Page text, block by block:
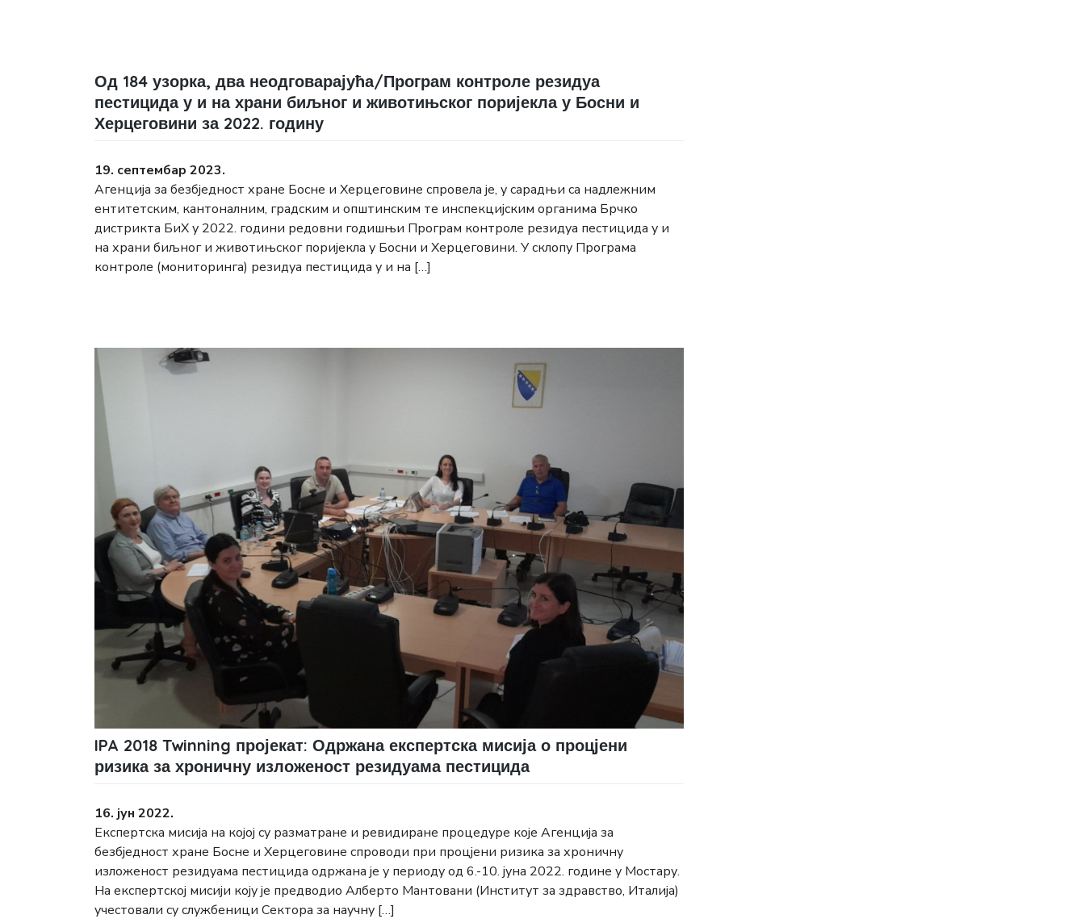
Од 184 узорка, два неодговарајућа/Програм контроле резидуа
пестицида у и на храни биљног и животињског поријекла у Босни и
Херцеговини за 2022. годину
19. септембар 2023.
Агенција за безбједност хране Босне и Херцеговине спровела је, у сарадњи са надлежним
ентитетским, кантоналним, градским и општинским те инспекцијским органима Брчко
дистрикта БиХ у 2022. години редовни годишњи Програм контроле резидуа пестицида у и
на храни биљног и животињског поријекла у Босни и Херцеговини. У склопу Програма
контроле (мониторинга) резидуа пестицида у и на […]
IPA 2018 Twinning пројекат: Одржана експертска мисија о процјени
ризика за хроничну изложеност резидуама пестицида
16. јун 2022.
Експертска мисија на којој су разматране и ревидиране процедуре које Агенција за
безбједност хране Босне и Херцеговине спроводи при процјени ризика за хроничну
изложеност резидуамa пестицида одржана је у периоду од 6.-10. јуна 2022. године у Мостару.
На експертској мисији коју је предводио Алберто Мантовани (Институт за здравство, Италија)
учестовали су службеници Сектора за научну […]